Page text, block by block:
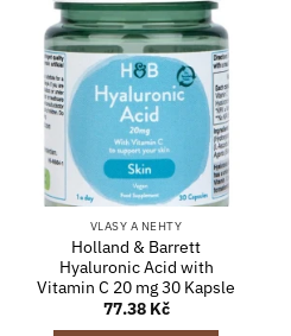
VLASY A NEHTY
Holland & Barrett
Hyaluronic Acid with
Vitamin C 20 mg 30 Kapsle
77.38 Kč